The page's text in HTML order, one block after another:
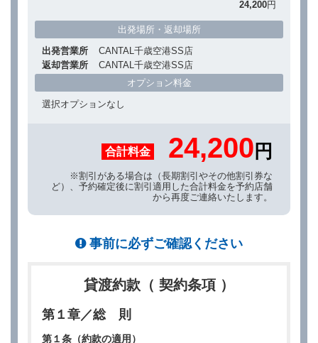
24,200円
出発場所・返却場所
出発営業所
CANTAL千歳空港SS店
返却営業所
CANTAL千歳空港SS店
オプション料金
選択オプションなし
合計料金 24,200 円
※割引がある場合は（長期割引やその他割引券な
ど）、予約確定後に割引適用した合計料金を予約店舗
から再度ご連絡いたします。
事前に必ずご確認ください
貸渡約款（ 契約条項 ）
第１章／総 則
第１条（約款の適用）